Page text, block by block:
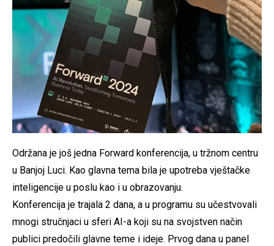
Održana je još jedna Forward konferencija, u tržnom centru
u Banjoj Luci. Kao glavna tema bila je upotreba vještačke
inteligencije u poslu kao i u obrazovanju.
Konferencija je trajala 2 dana, a u programu su učestvovali
mnogi stručnjaci u sferi AI-a koji su na svojstven način
publici predočili glavne teme i ideje. Prvog dana u panel